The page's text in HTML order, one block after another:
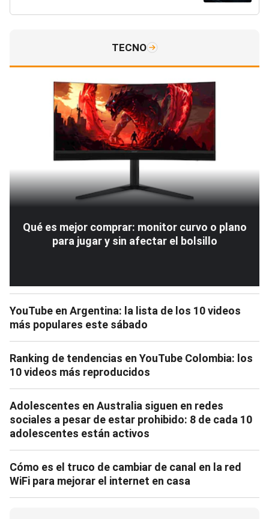
TECNO
Qué es mejor comprar: monitor curvo o plano
para jugar y sin afectar el bolsillo
YouTube en Argentina: la lista de los 10 videos
más populares este sábado
Ranking de tendencias en YouTube Colombia: los
10 videos más reproducidos
Adolescentes en Australia siguen en redes
sociales a pesar de estar prohibido: 8 de cada 10
adolescentes están activos
Cómo es el truco de cambiar de canal en la red
WiFi para mejorar el internet en casa